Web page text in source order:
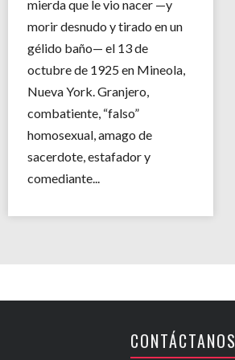
mierda que le vio nacer —y
morir desnudo y tirado en un
gélido baño— el 13 de
octubre de 1925 en Mineola,
Nueva York. Granjero,
combatiente, “falso”
homosexual, amago de
sacerdote, estafador y
comediante...
CONTÁCTANOS